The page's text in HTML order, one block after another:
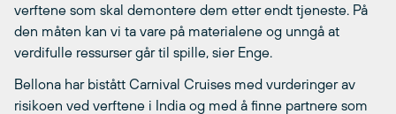
verftene som skal demontere dem etter endt tjeneste. På
den måten kan vi ta vare på materialene og unngå at
verdifulle ressurser går til spille, sier Enge.
Bellona har bistått Carnival Cruises med vurderinger av
risikoen ved verftene i India og med å finne partnere som